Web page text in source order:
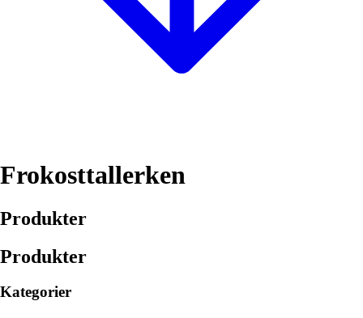
Frokosttallerken
Produkter
Produkter
Kategorier